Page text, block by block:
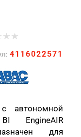
4116022571
автономной
EngineAIR
для